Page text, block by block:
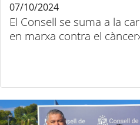
El Consell se suma a la
en marxa contra el
07/10/2024